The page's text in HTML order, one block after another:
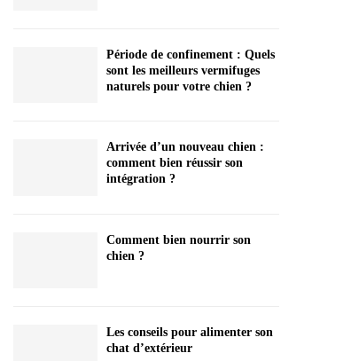
Période de confinement : Quels
sont les meilleurs vermifuges
naturels pour votre chien ?
Arrivée d’un nouveau chien :
comment bien réussir son
intégration ?
Comment bien nourrir son
chien ?
Les conseils pour alimenter son
chat d’extérieur